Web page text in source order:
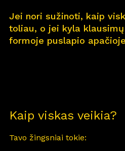
Jei nori sužinoti, kaip
toliau, o jei kyla
formoje puslapio
Kaip viskas veikia?
Tavo žingsniai tokie: